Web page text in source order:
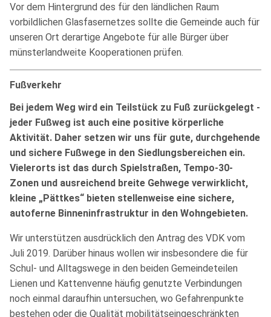
Vor dem Hintergrund des für den ländlichen Raum
vorbildlichen Glasfasernetzes sollte die Gemeinde auch für
unseren Ort derartige Angebote für alle Bürger über
münsterlandweite Kooperationen prüfen.
Fußverkehr
Bei jedem Weg wird ein Teilstück zu Fuß zurückgelegt -
jeder Fußweg ist auch eine positive körperliche
Aktivität. Daher setzen wir uns für gute, durchgehende
und sichere Fußwege in den Siedlungsbereichen ein.
Vielerorts ist das durch Spielstraßen, Tempo-30-
Zonen und ausreichend breite Gehwege verwirklicht,
kleine „Pättkes“ bieten stellenweise eine sichere,
autoferne Binneninfrastruktur in den Wohngebieten.
Wir unterstützen ausdrücklich den Antrag des VDK vom
Juli 2019. Darüber hinaus wollen wir insbesondere die für
Schul- und Alltagswege in den beiden Gemeindeteilen
Lienen und Kattenvenne häufig genutzte Verbindungen
noch einmal daraufhin untersuchen, wo Gefahrenpunkte
bestehen oder die Qualität mobilitätseingeschränkten